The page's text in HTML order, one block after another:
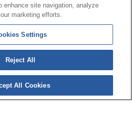
of the contractor
203|Private Area Special Benefits
Area Health
Site map
Policy | Politics of cookies
enhance site navigation, analyze
marketing efforts.
Settings
Reject All
All Cookies